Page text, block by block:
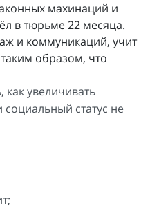
махинаций и
в тюрьме 22 месяца.
и коммуникаций, учит
образом, что
увеличивать
статус не